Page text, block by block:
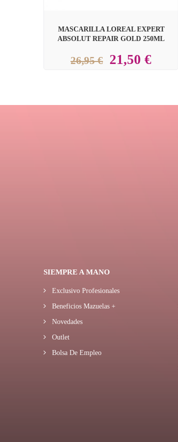
MASCARILLA LOREAL EXPERT
ABSOLUT REPAIR GOLD 250ML
26,95 € 21,50 €
SIEMPRE A MANO
Exclusivo Profesionales
Beneficios Mazuelas +
Novedades
Outlet
Bolsa De Empleo